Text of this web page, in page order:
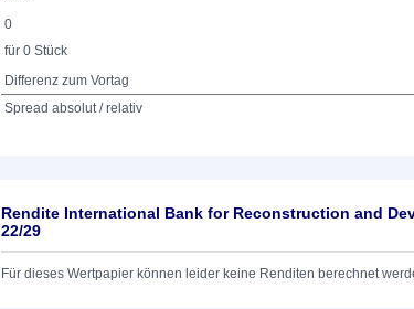
0
für 0 Stück
Differenz zum Vortag
Spread absolut / relativ
Rendite International Bank for Reconstruction and
22/29
Für dieses Wertpapier können leider keine Renditen berechnet